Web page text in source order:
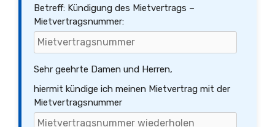
Betreff: Kündigung des Mietvertrags –
Mietvertragsnummer:
Sehr geehrte Damen und Herren,
hiermit kündige ich meinen Mietvertrag mit der
Mietvertragsnummer